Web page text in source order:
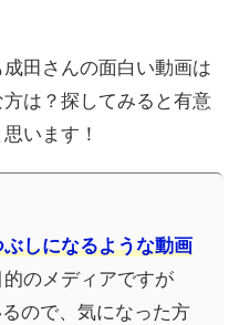
田さんの面白い動画は
は？探してみると有意
います！
しになるような動画
的のメディアですが
ので、気になった方